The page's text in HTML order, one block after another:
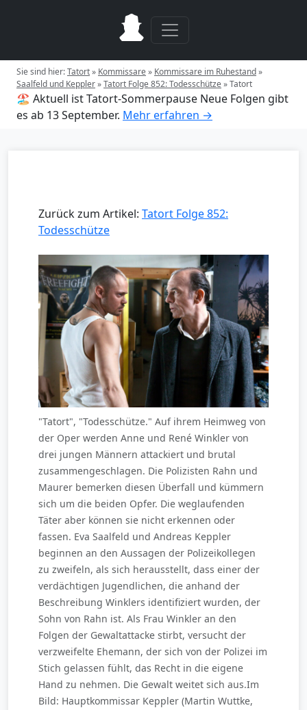
Sie sind hier:Tatort» Kommissare» Kommissare im Ruhestand»
Saalfeld und Keppler»Tatort Folge 852: Todesschütze»Tatort
🏖️ Aktuell ist Tatort-Sommerpause Neue Folgen gibt
es ab 13 September. Mehr erfahren →
Zurück zum Artikel: Tatort Folge 852:
Todesschütze
"Tatort", "Todesschütze." Auf ihrem Heimweg von
der Oper werden Anne und René Winkler von
drei jungen Männern attackiert und brutal
zusammengeschlagen. Die Polizisten Rahn und
Maurer bemerken diesen Überfall und kümmern
sich um die beiden Opfer. Die weglaufenden
Täter aber können sie nicht erkennen oder
fassen. Eva Saalfeld und Andreas Keppler
beginnen an den Aussagen der Polizeikollegen
zu zweifeln, als sich herausstellt, dass einer der
verdächtigen Jugendlichen, die anhand der
Beschreibung Winklers identifiziert wurden, der
Sohn von Rahn ist. Als Frau Winkler an den
Folgen der Gewaltattacke stirbt, versucht der
verzweifelte Ehemann, der sich von der Polizei im
Stich gelassen fühlt, das Recht in die eigene
Hand zu nehmen. Die Gewalt weitet sich aus.Im
Bild: Hauptkommissar Keppler (Martin Wuttke,